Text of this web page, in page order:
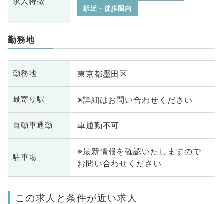
駅近・徒歩圏内
勤務地
勤務地 東京都墨田区
最寄り駅 ※詳細はお問い合わせください
自動車通勤 車通勤不可
駐車場
※最新情報を確認いたしますので
お問い合わせください
この求人と条件が近い求人